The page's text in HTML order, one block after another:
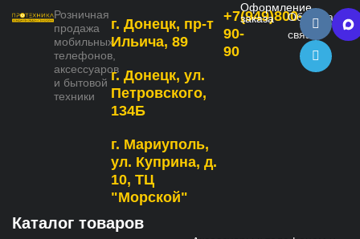
Розничная
продажа
мобильных
телефонов,
аксессуаров
и бытовой
техники
г. Донецк, пр-т
Ильича, 89
г. Донецк, ул.
Петровского,
134Б
г. Мариуполь,
ул. Куприна, д.
10, ТЦ
"Морской"
+7(949)800-
90-
90
Оформление
заказа
Обратная
связь
Каталог товаров